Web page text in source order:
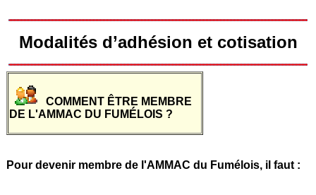
Modalités d’adhésion et cotisation
COMMENT ÊTRE MEMBRE
DE L'AMMAC DU FUMÉLOIS ?
Pour devenir membre de l'AMMAC du Fumélois, il faut :